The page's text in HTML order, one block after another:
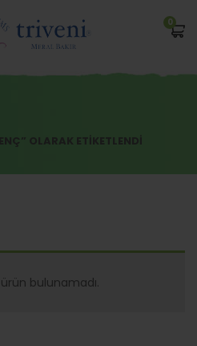
0
OLARAK ETIKETLENDI
bulunamadı.